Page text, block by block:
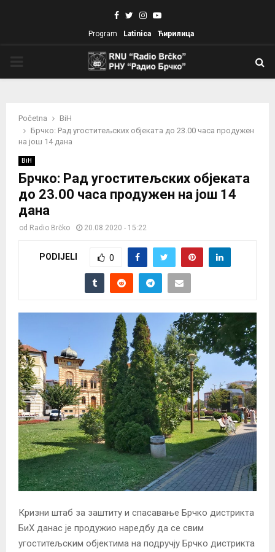
Facebook
TwitterInstagram
Youtube
Program Latinica Ћирилица
Početna
BiH
Брчко: Рад угоститељских објеката до 23.00 часа продужен
на још 14 дана
BiH
Брчко: Рад угоститељских објеката
до 23.00 часа продужен на још 14
дана
od Radio Brčko 20.08.2020 - 15:22
PODIJELI 0
Кризни штаб за заштиту и спасавање Брчко дистрикта
БиХ данас је продужио наредбу да се свим
угоститељским објектима на подручју Брчко дистрикта